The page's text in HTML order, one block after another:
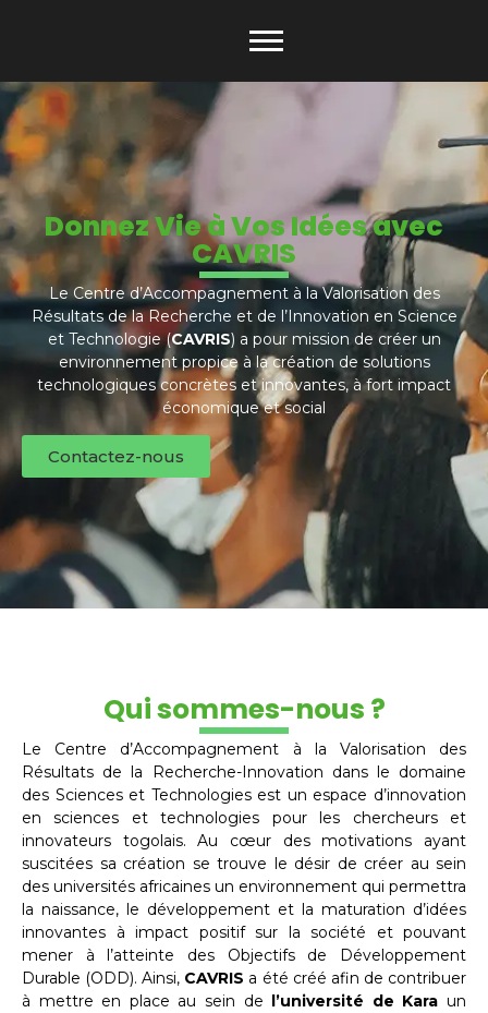
Donnez Vie à Vos Idées avec
CAVRIS
Le Centre d’Accompagnement à la Valorisation des
Résultats de la Recherche et de l’Innovation en Science
et Technologie (CAVRIS) a pour mission de créer un
environnement propice à la création de solutions
technologiques concrètes et innovantes, à fort impact
économique et social
Contactez-nous
Qui sommes-nous ?
Le Centre d’Accompagnement à la Valorisation des
Résultats de la Recherche-Innovation dans le domaine
des Sciences et Technologies est un espace d’innovation
en sciences et technologies pour les chercheurs et
innovateurs togolais. Au cœur des motivations ayant
suscitées sa création se trouve le désir de créer au sein
des universités africaines un environnement qui permettra
la naissance, le développement et la maturation d’idées
innovantes à impact positif sur la société et pouvant
mener à l’atteinte des Objectifs de Développement
Durable (ODD). Ainsi, CAVRIS a été créé afin de contribuer
à mettre en place au sein de
l’université de Kara un